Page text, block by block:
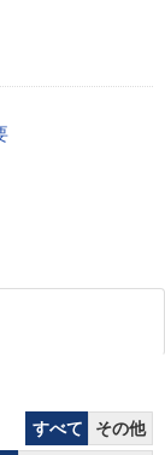
すべて
その他